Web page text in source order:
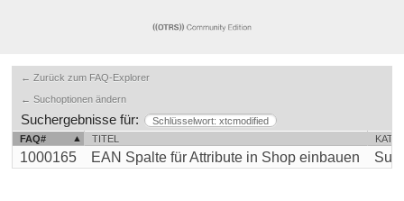
← Zurück zum FAQ-Explorer
← Suchoptionen ändern
Suchergebnisse für:
Schlüsselwort: xtcmodified
FAQ#
TITEL
1000165 EAN Spalte für Attribute in Shop einbauen